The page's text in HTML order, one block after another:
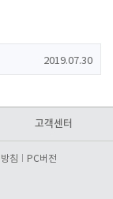
2019.07.30
고객센터
침 PC버전